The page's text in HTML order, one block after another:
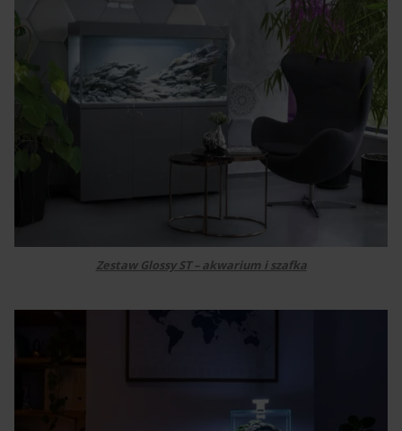
Zestaw Glossy ST – akwarium i szafka